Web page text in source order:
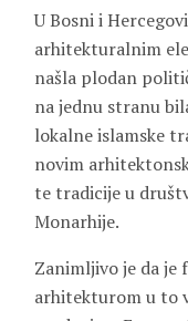
U Bosni i
arhitekturalnim
našla plodan
na jednu stranu
lokalne islamske
novim
te tradicije u
Monarhije.
Zanimljivo je da je
arhitekturom u to